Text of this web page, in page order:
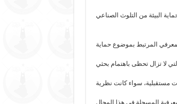
المرتبط بموضوع حماية
لا تزال تحظى باهتمام بحثي
مستقبلية، سواء كانت نظرية